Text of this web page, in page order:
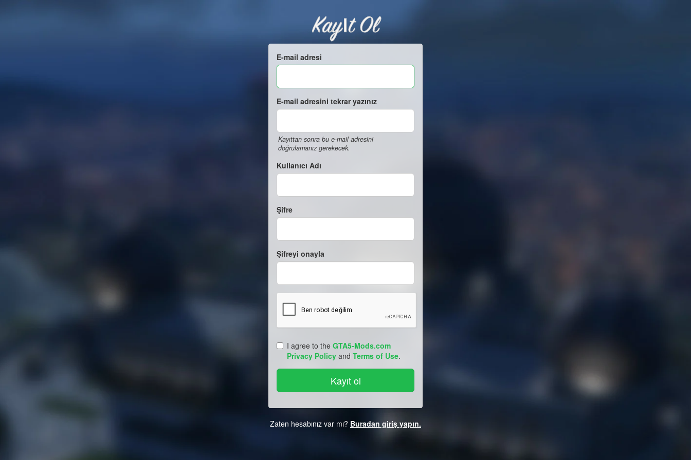
Kayıt Ol
E-mail adresi
E-mail adresini tekrar yazınız
Kayıttan sonra bu e-mail adresini
doğrulamanız gerekecek.
Kullanıcı Adı
Şifre
Şifreyi onayla
I agree to the GTA5-Mods.com
Privacy Policy and Terms of Use.
Zaten hesabınız var mı? Buradan giriş yapın.